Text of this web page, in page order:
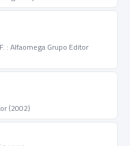
: Alfaomega Grupo Editor
(2002)